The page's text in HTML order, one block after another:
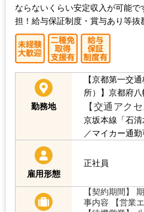
ならないくらい安定収入が可能
担！給与保証制度・賞与あり等抜
勤務地
【京都第一交
所）】京都府
【交通アクセ
京坂本線「石
／マイカー通勤
雇用形態
正社員
【契約期間】
事内容 【営業